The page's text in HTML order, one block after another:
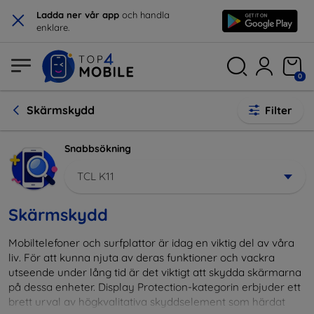
× Ladda ner vår app och handla
enklare.
0
Skärmskydd Filter
Snabbsökning
TCL K11
Skärmskydd
Mobiltelefoner och surfplattor är idag en viktig del av våra
liv. För att kunna njuta av deras funktioner och vackra
utseende under lång tid är det viktigt att skydda skärmarna
på dessa enheter. Display Protection-kategorin erbjuder ett
brett urval av högkvalitativa skyddselement som härdat